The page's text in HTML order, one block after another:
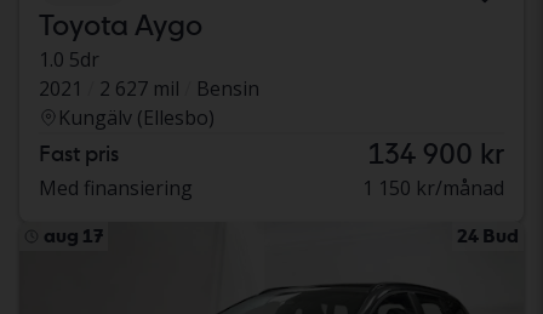
Toyota Aygo
1.0 5dr
2021
2 627 mil
Bensin
Kungälv (Ellesbo)
Fast pris 134 900 kr
Med finansiering 1 150 kr/månad
aug 17 24 Bud